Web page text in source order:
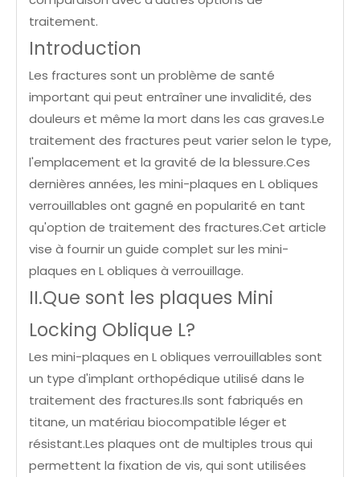
traitement.
Introduction
Les fractures sont un problème de santé
important qui peut entraîner une invalidité, des
douleurs et même la mort dans les cas graves.Le
traitement des fractures peut varier selon le type,
l'emplacement et la gravité de la blessure.Ces
dernières années, les mini-plaques en L obliques
verrouillables ont gagné en popularité en tant
qu'option de traitement des fractures.Cet article
vise à fournir un guide complet sur les mini-
plaques en L obliques à verrouillage.
II.Que sont les plaques Mini
Locking Oblique L?
Les mini-plaques en L obliques verrouillables sont
un type d'implant orthopédique utilisé dans le
traitement des fractures.Ils sont fabriqués en
titane, un matériau biocompatible léger et
résistant.Les plaques ont de multiples trous qui
permettent la fixation de vis, qui sont utilisées